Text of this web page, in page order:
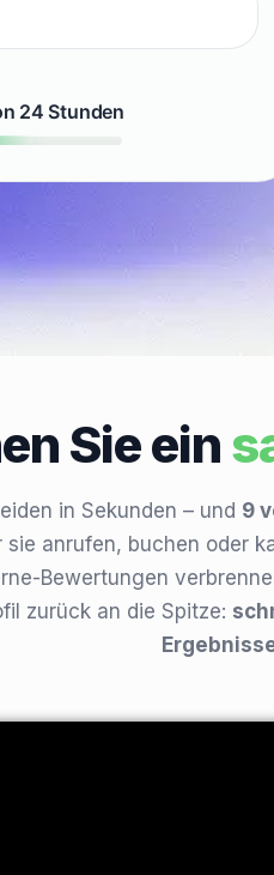
24 Stunden
Sie ein
in Sekunden – und 9
sie anrufen, buchen oder
Bewertungen
zurück an die Spitze: